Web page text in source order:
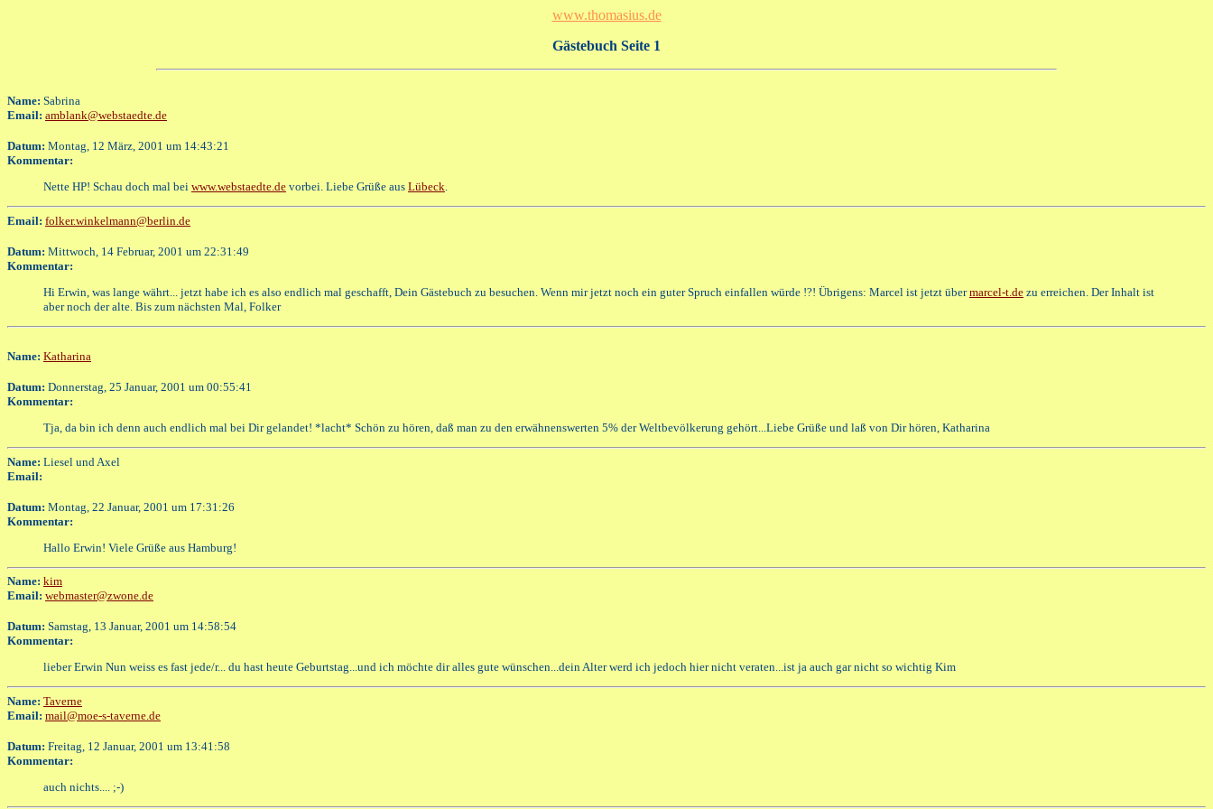
www.thomasius.de
Gästebuch Seite 1
Name: Sabrina
Email: amblank@webstaedte.de
Datum: Montag, 12 März, 2001 um 14:43:21
Kommentar:
Nette HP! Schau doch mal bei www.webstaedte.de vorbei. Liebe Grüße aus Lübeck.
Email: folker.winkelmann@berlin.de
Datum: Mittwoch, 14 Februar, 2001 um 22:31:49
Kommentar:
Hi Erwin, was lange währt... jetzt habe ich es also endlich mal geschafft, Dein Gästebuch zu besuchen. Wenn mir jetzt noch ein guter Spruch einfallen würde !?! Übrigens: Marcel ist jetzt übermarcel-t.de zu erreichen. Der Inhalt ist
aber noch der alte. Bis zum nächsten Mal, Folker
Name: Katharina
Datum: Donnerstag, 25 Januar, 2001 um 00:55:41
Kommentar:
Tja, da bin ich denn auch endlich mal bei Dir gelandet! *lacht* Schön zu hören, daß man zu den erwähnenswerten 5% der Weltbevölkerung gehört...Liebe Grüße und laß von Dir hören, Katharina
Name: Liesel und Axel
Email:
Datum: Montag, 22 Januar, 2001 um 17:31:26
Kommentar:
Hallo Erwin! Viele Grüße aus Hamburg!
Name: kim
Email: webmaster@zwone.de
Datum: Samstag, 13 Januar, 2001 um 14:58:54
Kommentar:
lieber Erwin Nun weiss es fast jede/r... du hast heute Geburtstag...und ich möchte dir alles gute wünschen...dein Alter werd ich jedoch hier nicht veraten...ist ja auch gar nicht so wichtig Kim
Name: Taverne
Email: mail@moe-s-taverne.de
Datum: Freitag, 12 Januar, 2001 um 13:41:58
Kommentar:
auch nichts.... ;-)